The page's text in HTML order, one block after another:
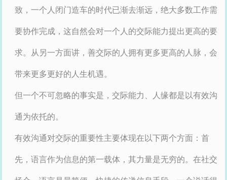
致，一个人闭门造车的时代已渐去渐远，绝大多数工作需
要协作完成，这自然会对一个人的交际能力提出更高的要
求。从另一方面讲，善交际的人拥有更多更高的人脉，会
带来更多更好的人生机遇。
但一个不可忽略的事实是，交际能力、人缘都是以有效沟
通为依托的。
有效沟通对交际的重要性主要体现在以下两个方面：首
先，语言作为信息的第一载体，其力量是无穷的。在社交